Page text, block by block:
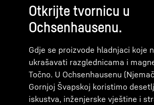
Otkrijte tvornicu u
Ochsenhausenu.
Gdje se proizvode hladnjaci koje
ukrašavati razglednicama i
Točno. U Ochsenhausenu
Gornjoj Švapskoj koristimo
iskustva, inženjerske vještine i